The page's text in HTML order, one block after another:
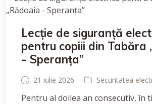
Lecție de siguranță
pentru copiii din Tabăra
- Speranța”
21 iulie 2026 Securitatea
Pentru al doilea an consecutiv, în